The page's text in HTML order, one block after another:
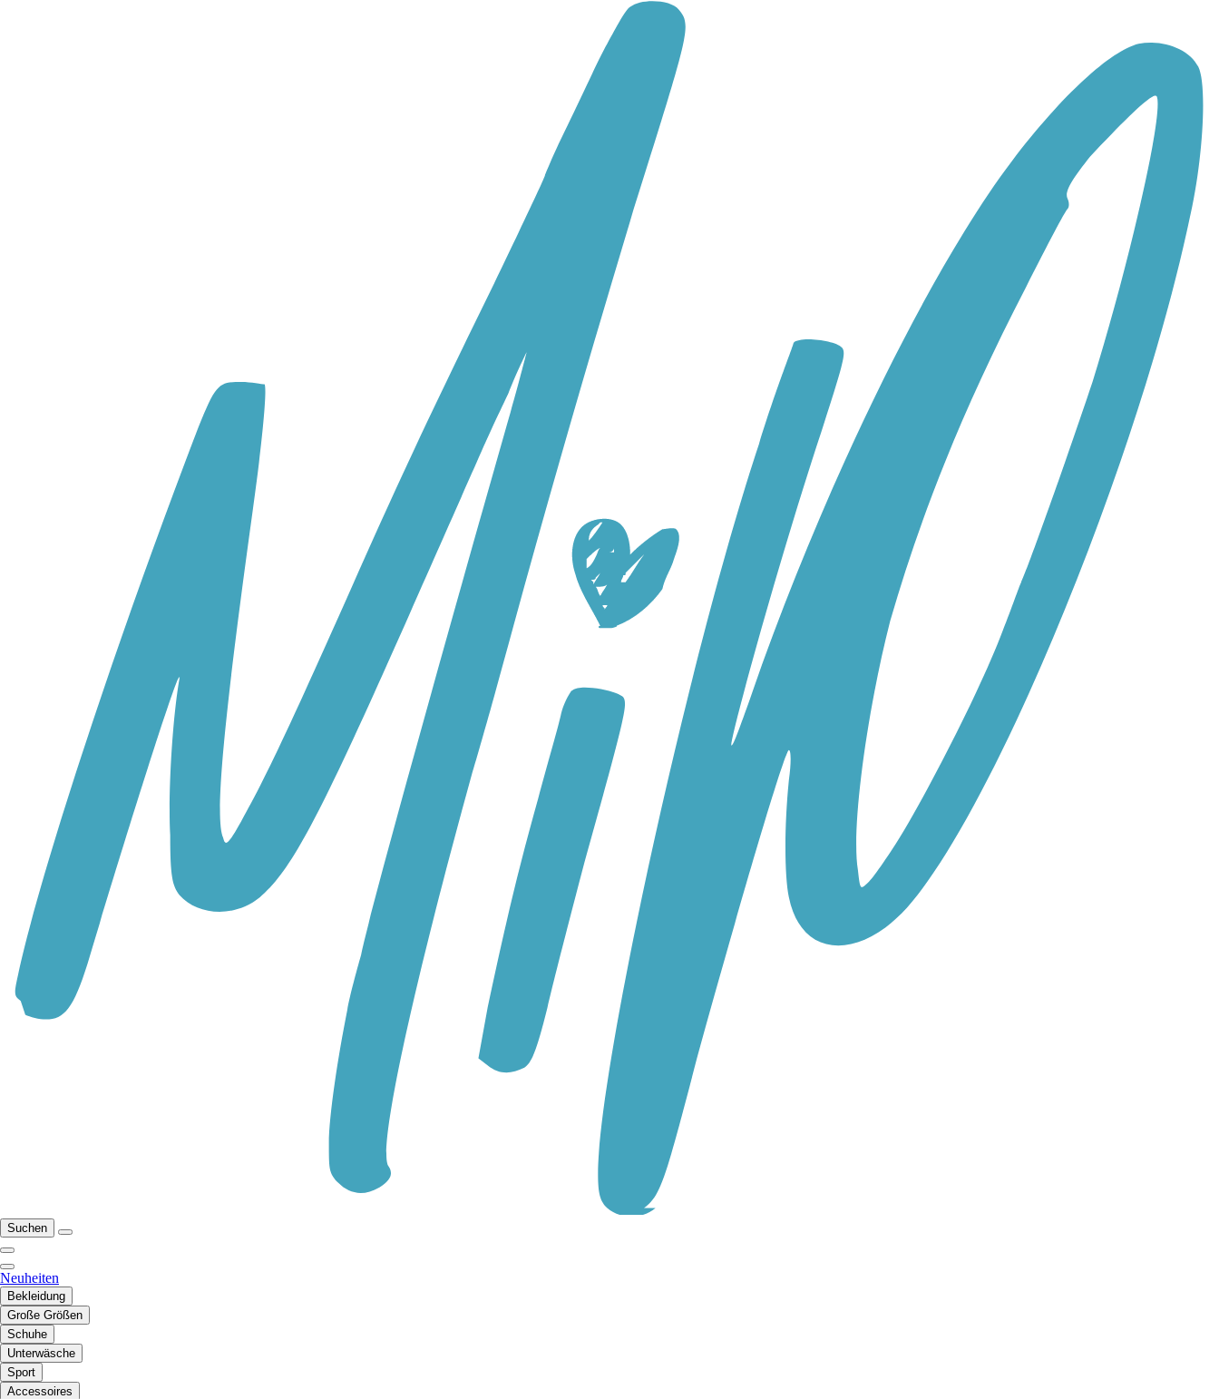
Suchen
Neuheiten
Bekleidung
Große Größen
Schuhe
Unterwäsche
Sport
Accessoires